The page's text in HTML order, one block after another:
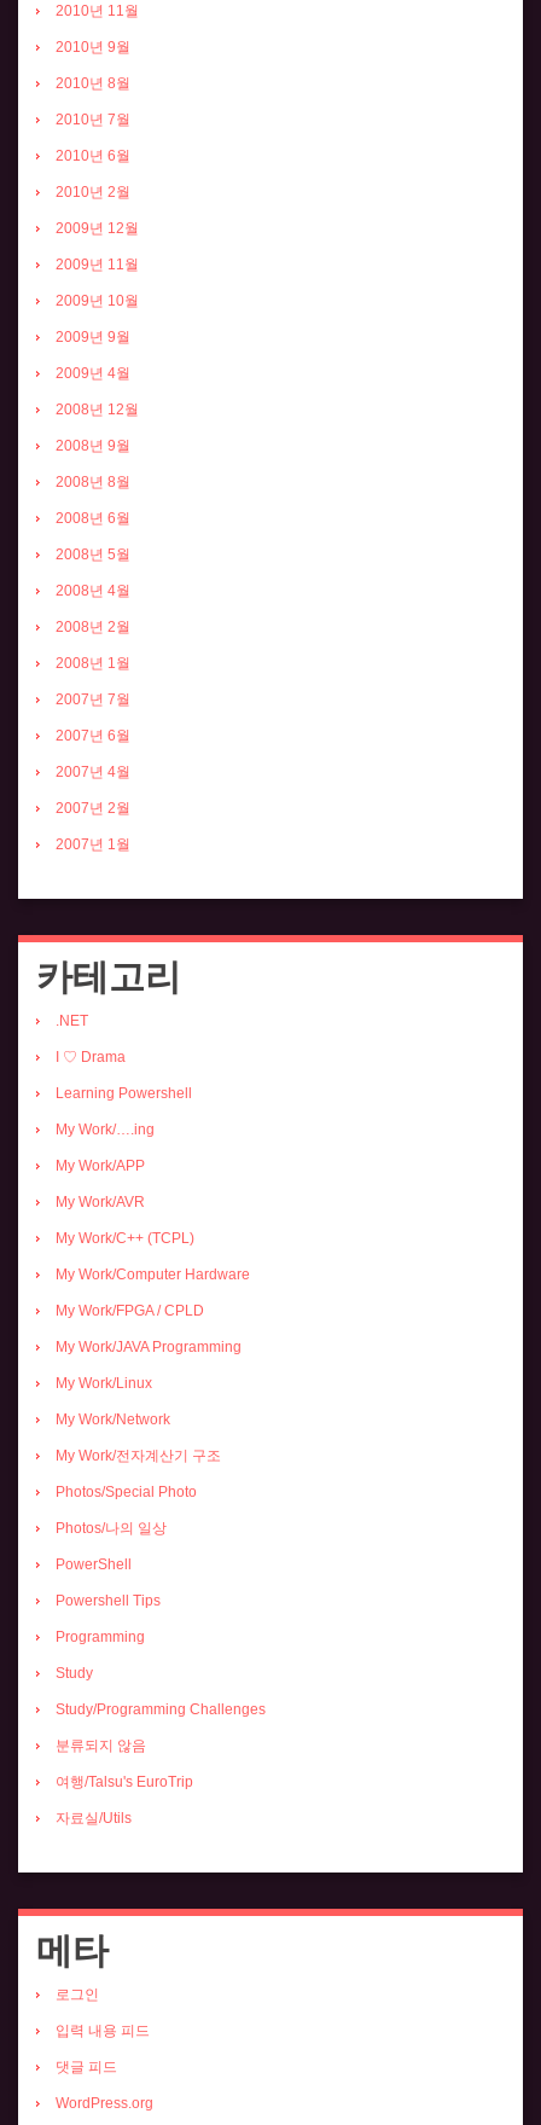
2010년 11월
2010년 9월
2010년 8월
2010년 7월
2010년 6월
2010년 2월
2009년 12월
2009년 11월
2009년 10월
2009년 9월
2009년 4월
2008년 12월
2008년 9월
2008년 8월
2008년 6월
2008년 5월
2008년 4월
2008년 2월
2008년 1월
2007년 7월
2007년 6월
2007년 4월
2007년 2월
2007년 1월
카테고리
.NET
I ♡ Drama
Learning Powershell
My Work/….ing
My Work/APP
My Work/AVR
My Work/C++ (TCPL)
My Work/Computer Hardware
My Work/FPGA / CPLD
My Work/JAVA Programming
My Work/Linux
My Work/Network
My Work/전자계산기 구조
Photos/Special Photo
Photos/나의 일상
PowerShell
Powershell Tips
Programming
Study
Study/Programming Challenges
분류되지 않음
여행/Talsu's EuroTrip
자료실/Utils
메타
로그인
입력 내용 피드
댓글 피드
WordPress.org